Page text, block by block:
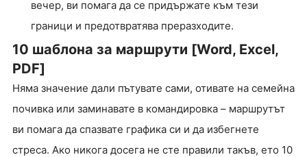
вечер, ви помага да се придържате към тези
граници и предотвратява преразходите.
10 шаблона за маршрути [Word, Excel,
PDF]
Няма значение дали пътувате сами, отивате на семейна
почивка или заминавате в командировка – маршрутът
ви помага да спазвате графика си и да избегнете
стреса. Ако никога досега не сте правили такъв, ето 10